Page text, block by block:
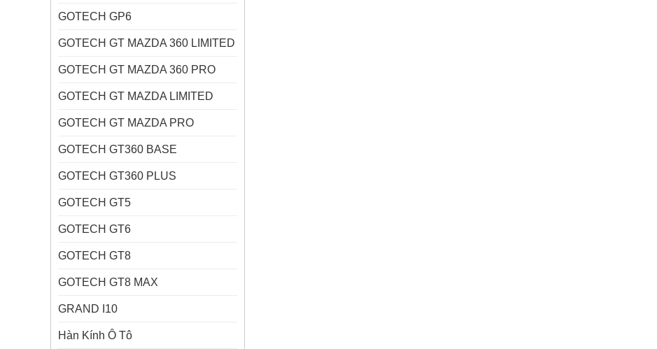
GOTECH GP6
GOTECH GT MAZDA 360 LIMITED
GOTECH GT MAZDA 360 PRO
GOTECH GT MAZDA LIMITED
GOTECH GT MAZDA PRO
GOTECH GT360 BASE
GOTECH GT360 PLUS
GOTECH GT5
GOTECH GT6
GOTECH GT8
GOTECH GT8 MAX
GRAND I10
Hàn Kính Ô Tô